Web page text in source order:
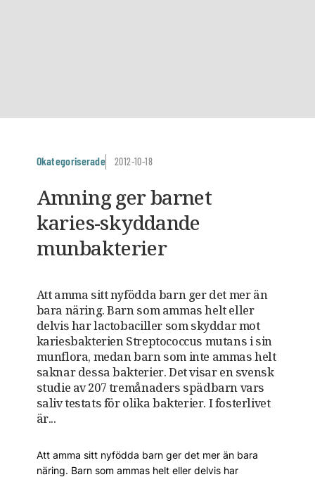
Okategoriserade 2012-10-18
Amning ger barnet
karies-skyddande
munbakterier
Att amma sitt nyfödda barn ger det mer än
bara näring. Barn som ammas helt eller
delvis har lactobaciller som skyddar mot
kariesbakterien Streptococcus mutans i sin
munflora, medan barn som inte ammas helt
saknar dessa bakterier. Det visar en svensk
studie av 207 tremånaders spädbarn vars
saliv testats för olika bakterier. I fosterlivet
är...
Att amma sitt nyfödda barn ger det mer än bara
näring. Barn som ammas helt eller delvis har